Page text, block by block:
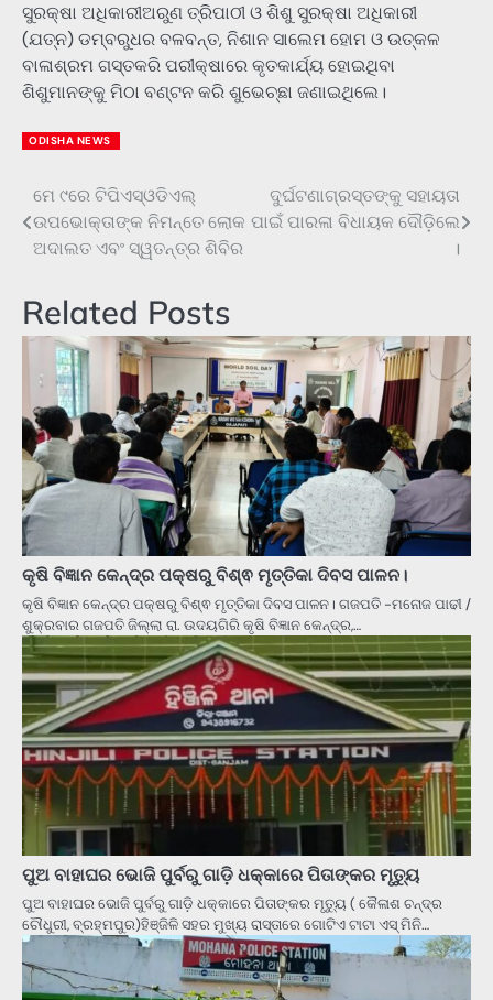
ସୁରକ୍ଷା ଅଧିକାରୀଅରୁଣ ତ୍ରିପାଠୀ ଓ ଶିଶୁ ସୁରକ୍ଷା ଅଧିକାରୀ
(ଯତ୍ନ) ଡମ୍ବରୁଧର ବଳବନ୍ତ, ନିଶାନ ସାଲେମ ହୋମ ଓ ଉତ୍କଳ
ବାଳାଶ୍ରମ ଗସ୍ତକରି ପରୀକ୍ଷାରେ କୃତକାର୍ଯ୍ୟ ହୋଇଥିବା
ଶିଶୁମାନଙ୍କୁ ମିଠା ବଣ୍ଟନ କରି ଶୁଭେଚ୍ଛା ଜଣାଇଥିଲେ।
ODISHA NEWS
Post
navigation
ମେ ୯ରେ ଟିପିଏସ୍ଓଡିଏଲ୍
ଉପଭୋକ୍ତାଙ୍କ ନିମନ୍ତେ ଲୋକ
ଅଦାଲତ ଏବଂ ସ୍ୱତନ୍ତ୍ର ଶିବିର
ଦୁର୍ଘଟଣାଗ୍ରସ୍ତଙ୍କୁ ସହାୟତା
ପାଇଁ ପାରଳା ବିଧାୟକ ଦୌଡ଼ିଲେ
।
Related Posts
କୃଷି ବିଜ୍ଞାନ କେନ୍ଦ୍ର ପକ୍ଷରୁ ବିଶ୍ଵ ମୃତ୍ତିକା ଦିବସ ପାଳନ।
କୃଷି ବିଜ୍ଞାନ କେନ୍ଦ୍ର ପକ୍ଷରୁ ବିଶ୍ଵ ମୃତ୍ତିକା ଦିବସ ପାଳନ। ଗଜପତି -ମନୋଜ ପାଢୀ /
ଶୁକ୍ରବାର ଗଜପତି ଜିଲ୍ଲା ରା. ଉଦୟଗିରି କୃଷି ବିଜ୍ଞାନ କେନ୍ଦ୍ର,…
ପୁଅ ବାହାଘର ଭୋଜି ପୁର୍ବରୁ ଗାଡ଼ି ଧକ୍କାରେ ପିତାଙ୍କର ମୃତ୍ୟୁ
ପୁଅ ବାହାଘର ଭୋଜି ପୁର୍ବରୁ ଗାଡ଼ି ଧକ୍କାରେ ପିତାଙ୍କର ମୃତ୍ୟୁ ( କୈଳାଶ ଚନ୍ଦ୍ର
ଚୌଧୁରୀ, ବ୍ରହ୍ମପୁର)ହିଞ୍ଜିଳି ସହର ମୁଖ୍ୟ ରାସ୍ତାରେ ଗୋଟିଏ ଟାଟା ଏସ୍ ମିନି…